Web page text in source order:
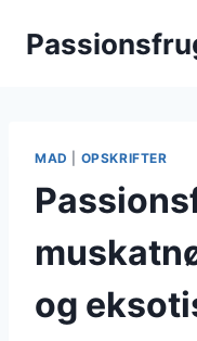
MAD OPSKRIFTER
og